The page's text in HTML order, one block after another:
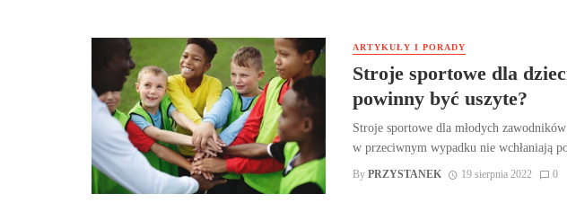
ARTYKUŁY I PORADY
Stroje sportowe dla
powinny być uszyte?
Stroje sportowe dla młodych
w przeciwnym wypadku nie wchłaniają
By PRZYSTANEK 19 sierpnia 2022 0